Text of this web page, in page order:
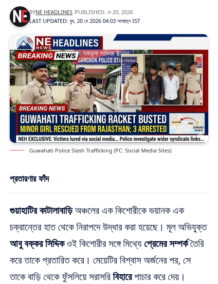
LAST UPDATED: বুধ, 20 মে 2026 04:03 অপরাহ্ন IST
BYNE HEADLINES PUBLISHED: মে 20, 2026
Guwahati Police Slash Trafficking (PC: Social Media Sites)
প্রতারণার ফাঁদ
গুয়াহাটির কাটালাবাড়িঅঞ্চলের এক কিশোরীকে ভয়ানক এক
চক্রান্তের হাত থেকে নিরাপদে উদ্ধার করা হয়েছে। মূল অভিযুক্ত
আবু বক্কর সিদ্দিকওই কিশোরীর সঙ্গে মিথ্যেপ্রেমের সম্পর্কতৈরি
করে তাকে প্রতারিত করে। মেয়েটির বিশ্বাস অর্জনের পর, সে
তাকে বাড়ি থেকে ফুঁসলিয়ে সরাসরিবিহারেপাচার করে দেয়।